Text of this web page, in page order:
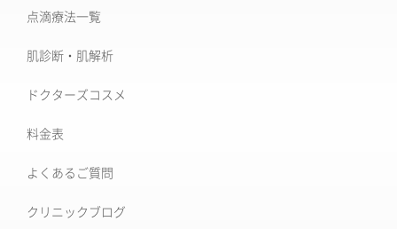
たるみ治療
美肌治療・肌育
シミ取り治療
治療機器・設備一覧
フォトナ6D/4D
ソフウェーブ
XERF (ザーフ)
ワンダーフェイスプロ
ルビーフラクショナル
点滴療法一覧
肌診断・肌解析
ドクターズコスメ
料金表
よくあるご質問
クリニックブログ